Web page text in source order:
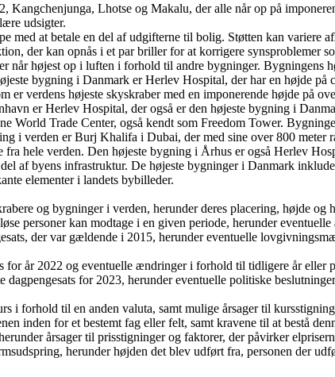
Lhotse og Makalu, der alle når op på
udsigter.
med at betale en del af udgifterne til bolig. Støtten kan variere
der kan opnås i et par briller for at korrigere synsproblemer
når højest op i luften i forhold til andre bygninger. Bygningens
bygning i Danmark er Herlev Hospital, der har en højde på
verdens højeste skyskraber med en imponerende højde på
er Herlev Hospital, der også er den højeste bygning i
World Trade Center, også kendt som Freedom Tower.
i verden er Burj Khalifa i Dubai, der med sine over 800 meter
hele verden. Den højeste bygning i Århus er også Herlev
af byens infrastruktur. De højeste bygninger i Danmark
elementer i landets bybilleder.
og bygninger i verden, herunder deres placering, højde og
personer kan modtage i en given periode, herunder
der var gældende i 2015, herunder eventuelle
for år 2022 og eventuelle ændringer i forhold til tidligere år eller
for 2023, herunder eventuelle politiske
forhold til en anden valuta, samt mulige årsager til
inden for et bestemt fag eller felt, samt kravene til at bestå
årsager til prisstigninger og faktorer, der påvirker
herunder højden det blev udført fra, personen der